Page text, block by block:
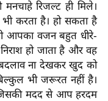
रिजल्ट ही मिले।
करता है। हो सकता है
आपका वजन बहुत धीरे-
हो जाता है और वह
ना देखकर खुद को
भी जरूरत नहीं है।
मदद से आप हरदम